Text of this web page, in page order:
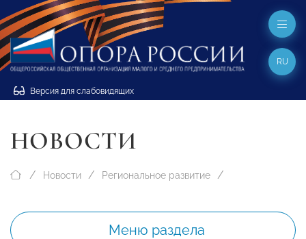
Версия для слабовидящих
RU
НОВОСТИ
Новости Региональное развитие
Меню раздела